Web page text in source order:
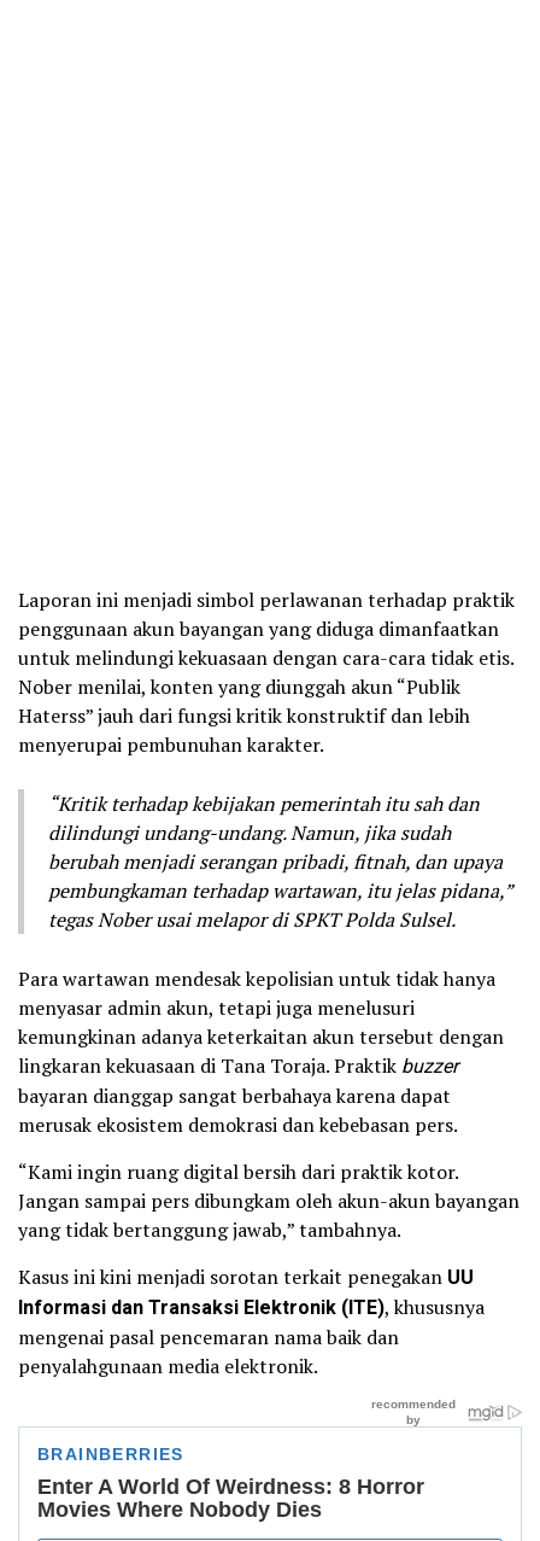
Laporan ini menjadi simbol perlawanan terhadap praktik
penggunaan akun bayangan yang diduga dimanfaatkan
untuk melindungi kekuasaan dengan cara-cara tidak etis.
Nober menilai, konten yang diunggah akun “Publik
Haterss” jauh dari fungsi kritik konstruktif dan lebih
menyerupai pembunuhan karakter.
“Kritik terhadap kebijakan pemerintah itu sah dan
dilindungi undang-undang. Namun, jika sudah
berubah menjadi serangan pribadi, fitnah, dan upaya
pembungkaman terhadap wartawan, itu jelas pidana,”
tegas Nober usai melapor di SPKT Polda Sulsel.
Para wartawan mendesak kepolisian untuk tidak hanya
menyasar admin akun, tetapi juga menelusuri
kemungkinan adanya keterkaitan akun tersebut dengan
lingkaran kekuasaan di Tana Toraja. Praktik buzzer
bayaran dianggap sangat berbahaya karena dapat
merusak ekosistem demokrasi dan kebebasan pers.
“Kami ingin ruang digital bersih dari praktik kotor.
Jangan sampai pers dibungkam oleh akun-akun bayangan
yang tidak bertanggung jawab,” tambahnya.
Kasus ini kini menjadi sorotan terkait penegakan UU
Informasi dan Transaksi Elektronik (ITE), khususnya
mengenai pasal pencemaran nama baik dan
penyalahgunaan media elektronik.